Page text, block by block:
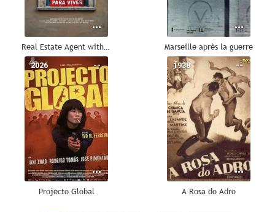
Real Estate Agent with No Place to Live Marseille après la guerre
--
2026
Projecto Global
--
1938
A Rosa do Adro